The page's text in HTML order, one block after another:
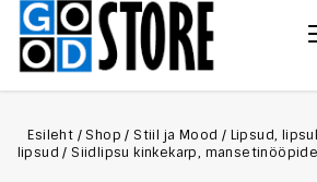
Esileht / Shop / Stiil ja Mood / Lipsud,
lipsud / Siidlipsu kinkekarp,